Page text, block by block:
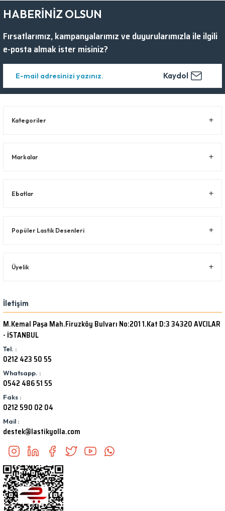
HABERİNİZ OLSUN
Fırsatlarımız, kampanyalarımız ve duyurularımızla ile ilgili
e-posta almak ister misiniz?
Kaydol
Kategoriler
Markalar
Ebatlar
Popüler Lastik Desenleri
Üyelik
İletişim
M.Kemal Paşa Mah.Firuzköy Bulvarı No:201 1.Kat D:3 34320 AVCILAR
- İSTANBUL
Tel. :
0212 423 50 55
Whatsapp. :
0542 486 51 55
Faks :
0212 590 02 04
Mail :
destek@lastikyolla.com